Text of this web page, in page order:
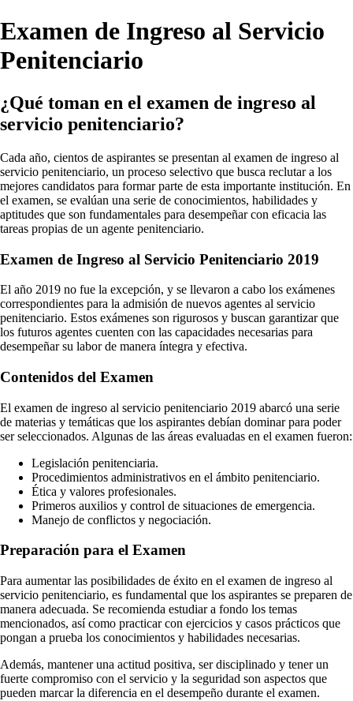
Examen de Ingreso al Servicio
Penitenciario
¿Qué toman en el examen de ingreso al
servicio penitenciario?
Cada año, cientos de aspirantes se presentan al examen de ingreso al
servicio penitenciario, un proceso selectivo que busca reclutar a los
mejores candidatos para formar parte de esta importante institución. En
el examen, se evalúan una serie de conocimientos, habilidades y
aptitudes que son fundamentales para desempeñar con eficacia las
tareas propias de un agente penitenciario.
Examen de Ingreso al Servicio Penitenciario 2019
El año 2019 no fue la excepción, y se llevaron a cabo los exámenes
correspondientes para la admisión de nuevos agentes al servicio
penitenciario. Estos exámenes son rigurosos y buscan garantizar que
los futuros agentes cuenten con las capacidades necesarias para
desempeñar su labor de manera íntegra y efectiva.
Contenidos del Examen
El examen de ingreso al servicio penitenciario 2019 abarcó una serie
de materias y temáticas que los aspirantes debían dominar para poder
ser seleccionados. Algunas de las áreas evaluadas en el examen fueron:
Legislación penitenciaria.
Procedimientos administrativos en el ámbito penitenciario.
Ética y valores profesionales.
Primeros auxilios y control de situaciones de emergencia.
Manejo de conflictos y negociación.
Preparación para el Examen
Para aumentar las posibilidades de éxito en el examen de ingreso al
servicio penitenciario, es fundamental que los aspirantes se preparen de
manera adecuada. Se recomienda estudiar a fondo los temas
mencionados, así como practicar con ejercicios y casos prácticos que
pongan a prueba los conocimientos y habilidades necesarias.
Además, mantener una actitud positiva, ser disciplinado y tener un
fuerte compromiso con el servicio y la seguridad son aspectos que
pueden marcar la diferencia en el desempeño durante el examen.